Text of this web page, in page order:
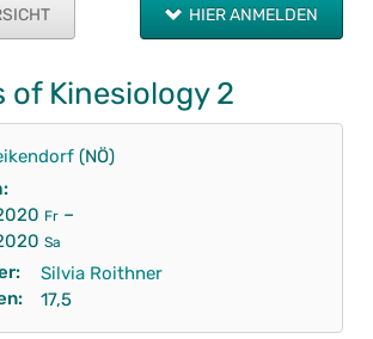
HIER ANMELDEN
of Kinesiology 2
(NÖ)
Fr–
Sa
Silvia Roithner
17,5